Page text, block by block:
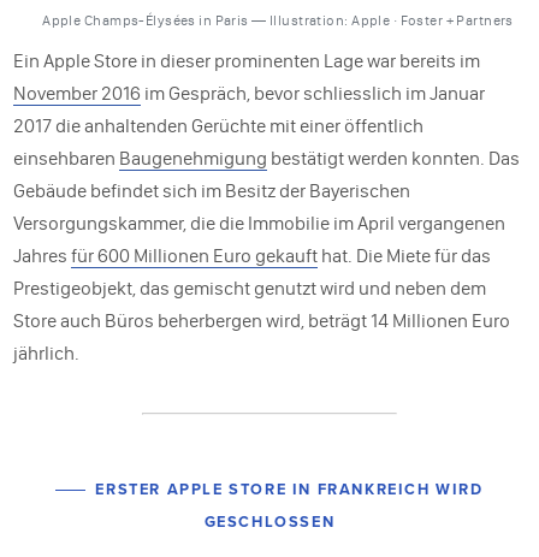
Apple Champs-Élysées in Paris — Illustration: Apple · Foster + Partners
Ein Apple Store in dieser prominenten Lage war bereits im
November 2016 im Gespräch, bevor schliesslich im Januar
2017 die anhaltenden Gerüchte mit einer öffentlich
einsehbaren Baugenehmigung bestätigt werden konnten. Das
Gebäude befindet sich im Besitz der Bayerischen
Versorgungskammer, die die Immobilie im April vergangenen
Jahresfür 600 Millionen Euro gekauft hat. Die Miete für das
Prestigeobjekt, das gemischt genutzt wird und neben dem
Store auch Büros beherbergen wird, beträgt 14 Millionen Euro
jährlich.
ERSTER APPLE STORE IN FRANKREICH WIRD
GESCHLOSSEN